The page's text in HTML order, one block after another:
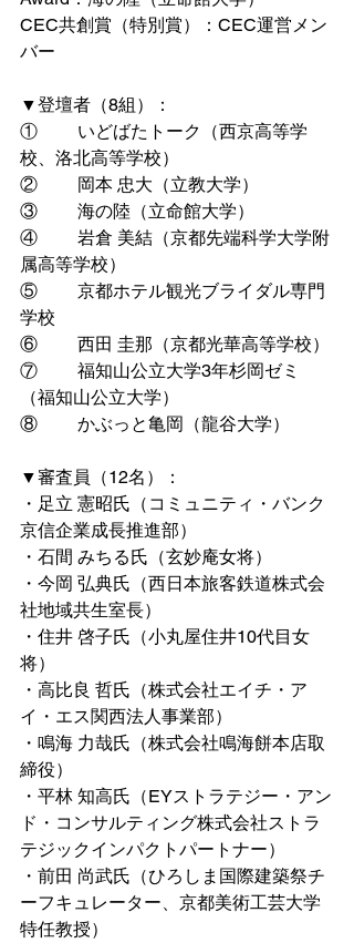
CEC共創賞（特別賞）：CEC運営メン
バー
▼登壇者（8組）：
①         いどばたトーク（西京高等学
校、洛北高等学校）
②         岡本 忠大（立教大学）
③         海の陸（立命館大学）
④         岩倉 美結（京都先端科学大学附
属高等学校）
⑤         京都ホテル観光ブライダル専門
学校
⑥         西田 圭那（京都光華高等学校）
⑦         福知山公立大学3年杉岡ゼミ
（福知山公立大学）
⑧         かぶっと亀岡（龍谷大学）
▼審査員（12名）：
・足立 憲昭氏（コミュニティ・バンク
京信企業成長推進部）
・石間 みちる氏（玄妙庵女将）
・今岡 弘典氏（⻄⽇本旅客鉄道株式会
社地域共生室長）
・住井 啓子氏（小丸屋住井10代目女
将）
・高比良 哲氏（株式会社エイチ・ア
イ・エス関西法人事業部）
・鳴海 力哉氏（株式会社鳴海餅本店取
締役）
・平林 知高氏（EYストラテジー・アン
ド・コンサルティング株式会社ストラ
テジックインパクトパートナー）
・前田 尚武氏（ひろしま国際建築祭チ
ーフキュレーター、京都美術工芸大学
特任教授）